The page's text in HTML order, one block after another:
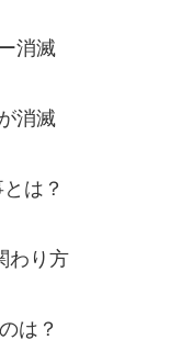
消滅
消滅
は？
わり方
は？